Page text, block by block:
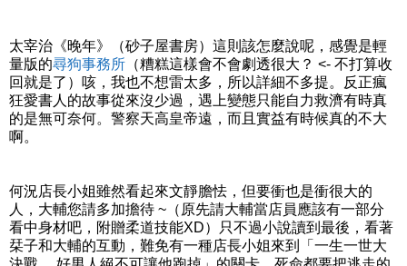
太宰治《晚年》（砂子屋書房）這則該怎麼說呢，感覺是輕
量版的尋狗事務所 （糟糕這樣會不會劇透很大？ <- 不打算收
回就是了）咳，我也不想雷太多，所以詳細不多提。反正瘋
狂愛書人的故事從來沒少過，遇上變態只能自力救濟有時真
的是無可奈何。警察天高皇帝遠，而且實益有時候真的不大
啊。
何況店長小姐雖然看起來文靜膽怯，但要衝也是衝很大的
人，大輔您請多加擔待 ~（原先請大輔當店員應該有一部分
看中身材吧，附贈柔道技能XD）只不過小說讀到最後，看著
栞子和大輔的互動，難免有一種店長小姐來到「一生一世大